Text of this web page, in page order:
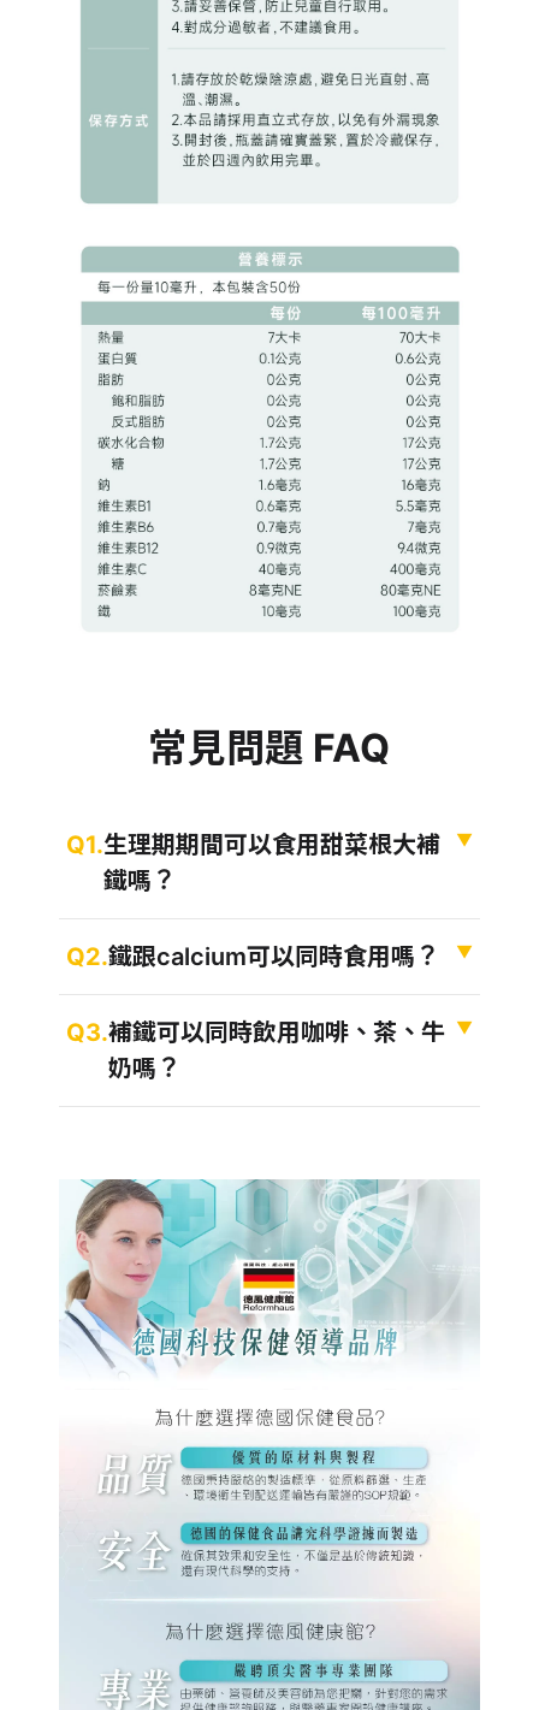
常見問題 FAQ
Q1.生理期期間可以食用甜菜根大補
鐵嗎？
▼
Q2.鐵跟calcium可以同時食用嗎？ ▼
Q3.補鐵可以同時飲用咖啡、茶、牛
奶嗎？
▼